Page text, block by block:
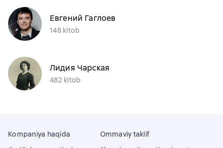
Евгений Гаглоев
148 kitob
Лидия Чарская
482 kitob
Kompaniya haqida
Ommaviy taklif